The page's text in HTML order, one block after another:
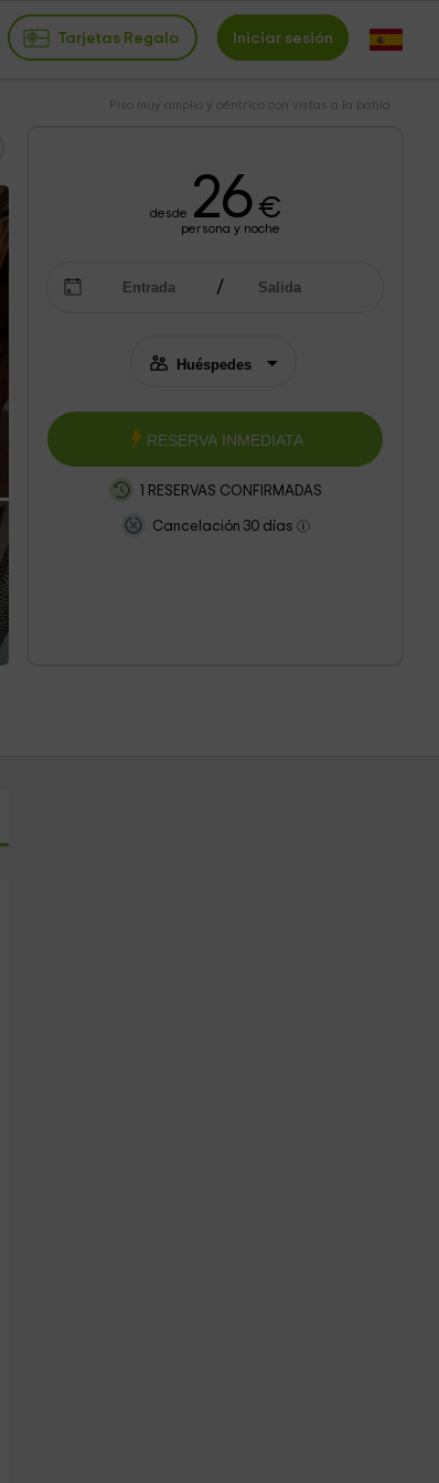
Tarjetas Regalo Iniciar sesión
Piso muy amplio y céntrico con vistas a la bahía
desde 26€
persona y noche
RESERVA INMEDIATA
1 RESERVAS CONFIRMADAS
Cancelación 30 días